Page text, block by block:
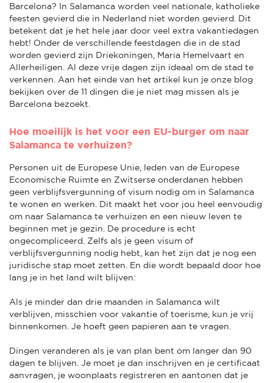
Barcelona? In Salamanca worden veel nationale, katholieke
feesten gevierd die in Nederland niet worden gevierd. Dit
betekent dat je het hele jaar door veel extra vakantiedagen
hebt! Onder de verschillende feestdagen die in de stad
worden gevierd zijn Driekoningen, Maria Hemelvaart en
Allerheiligen. Al deze vrije dagen zijn ideaal om de stad te
verkennen. Aan het einde van het artikel kun je onze blog
bekijken over de 11 dingen die je niet mag missen als je
Barcelona bezoekt.
Hoe moeilijk is het voor een EU-burger om naar
Salamanca te verhuizen?
Personen uit de Europese Unie, leden van de Europese
Economische Ruimte en Zwitserse onderdanen hebben
geen verblijfsvergunning of visum nodig om in Salamanca
te wonen en werken. Dit maakt het voor jou heel eenvoudig
om naar Salamanca te verhuizen en een nieuw leven te
beginnen met je gezin. De procedure is echt
ongecompliceerd. Zelfs als je geen visum of
verblijfsvergunning nodig hebt, kan het zijn dat je nog een
juridische stap moet zetten. En die wordt bepaald door hoe
lang je in het land wilt blijven:
Als je minder dan drie maanden in Salamanca wilt
verblijven, misschien voor vakantie of toerisme, kun je vrij
binnenkomen. Je hoeft geen papieren aan te vragen.
Dingen veranderen als je van plan bent om langer dan 90
dagen te blijven. Je moet je dan inschrijven en je certificaat
aanvragen, je woonplaats registreren en aantonen dat je